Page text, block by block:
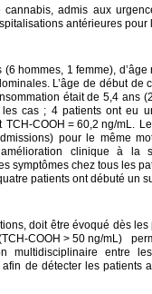
admis aux
antérieures pour
hommes, 1 femme),
L’âge de début de
était de 5,4 ans
cas ; 4 patients ont eu
TCH-COOH = 60,2 ng/mL.
pour le même
clinique à la
symptômes chez tous les
patients ont débuté un
doit être évoqué dès
COOH > 50 ng/mL)
multidisciplinaire
de détecter les patients